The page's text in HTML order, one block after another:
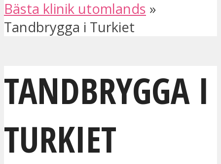
Bästa klinik utomlands »
Tandbrygga i Turkiet
TANDBRYGGA I
TURKIET